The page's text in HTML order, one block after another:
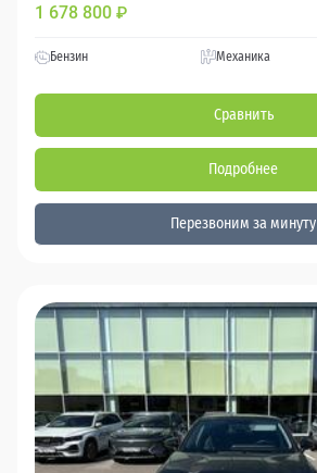
1 678 800 ₽
Бензин Механика
Сравнить
Подробнее
Перезвоним за минуту